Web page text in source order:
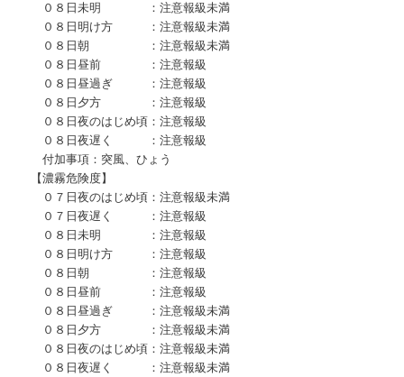
０８日未明 ：注意報級未満
０８日明け方 ：注意報級未満
０８日朝 ：注意報級未満
０８日昼前 ：注意報級
０８日昼過ぎ ：注意報級
０８日夕方 ：注意報級
０８日夜のはじめ頃：注意報級
０８日夜遅く ：注意報級
付加事項：突風、ひょう
【濃霧危険度】
０７日夜のはじめ頃：注意報級未満
０７日夜遅く ：注意報級
０８日未明 ：注意報級
０８日明け方 ：注意報級
０８日朝 ：注意報級
０８日昼前 ：注意報級
０８日昼過ぎ ：注意報級未満
０８日夕方 ：注意報級未満
０８日夜のはじめ頃：注意報級未満
０８日夜遅く ：注意報級未満